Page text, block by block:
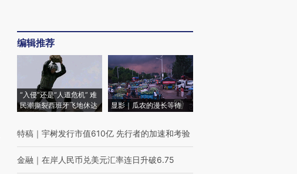
编辑推荐
“入侵”还是“人道危机” 难
民潮撕裂西班牙飞地休达
显影｜瓜农的漫长等待
特稿 ｜ 宇树发行市值610亿 先行者的加速和考验
金融 ｜ 在岸人民币兑美元汇率连日升破6.75